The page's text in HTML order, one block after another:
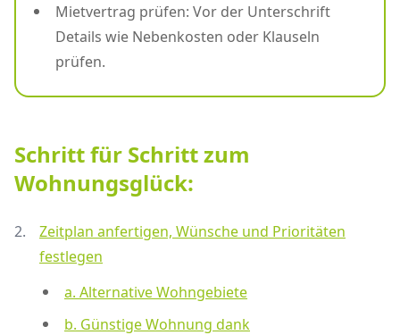
Mietvertrag prüfen: Vor der Unterschrift
Details wie Nebenkosten oder Klauseln
prüfen.
Schritt für Schritt zum
Wohnungsglück:
Zeitplan anfertigen, Wünsche und Prioritäten
festlegen
a. Alternative Wohngebiete
b. Günstige Wohnung dank